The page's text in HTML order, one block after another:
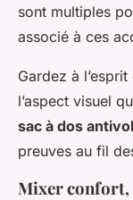
sont multiples
associé à ces
Gardez à l’esprit
l’aspect visuel
sac à dos antivol
preuves au fil
Mixer confort,